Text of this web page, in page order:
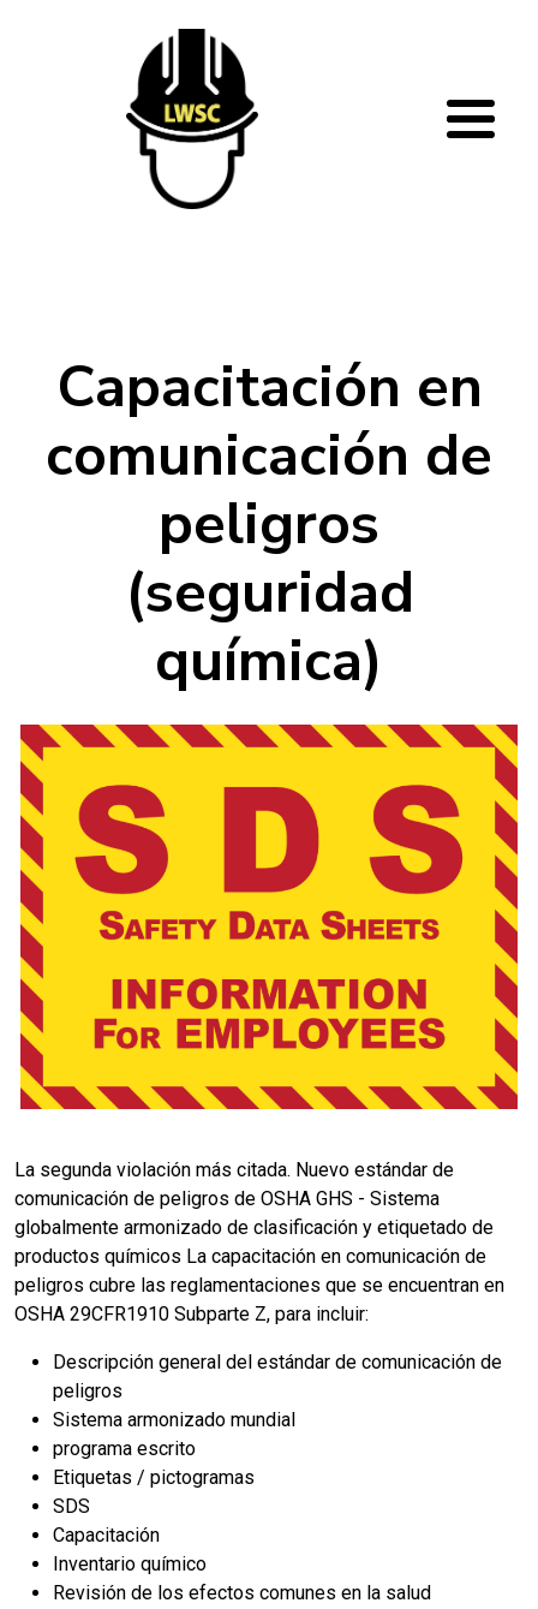
Capacitación en
comunicación de
peligros
(seguridad
química)
La segunda violación más citada. Nuevo estándar de
comunicación de peligros de OSHA GHS - Sistema
globalmente armonizado de clasificación y etiquetado de
productos químicos La capacitación en comunicación de
peligros cubre las reglamentaciones que se encuentran en
OSHA 29CFR1910 Subparte Z, para incluir:
Descripción general del estándar de comunicación de
peligros
Sistema armonizado mundial
programa escrito
Etiquetas / pictogramas
SDS
Capacitación
Inventario químico
Revisión de los efectos comunes en la salud